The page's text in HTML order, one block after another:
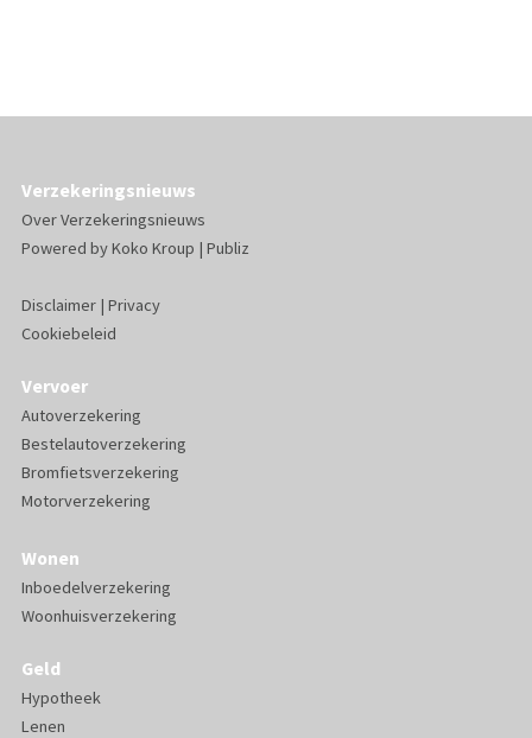
Verzekeringsnieuws
Over Verzekeringsnieuws
Powered byKoko Kroup | Publiz
Disclaimer| Privacy
Cookiebeleid
Vervoer
Autoverzekering
Bestelautoverzekering
Bromfietsverzekering
Motorverzekering
Wonen
Inboedelverzekering
Woonhuisverzekering
Geld
Hypotheek
Lenen